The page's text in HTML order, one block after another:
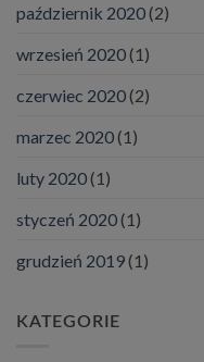
październik 2020(2)
wrzesień 2020(1)
czerwiec 2020(2)
marzec 2020(1)
luty 2020(1)
styczeń 2020(1)
grudzień 2019(1)
KATEGORIE